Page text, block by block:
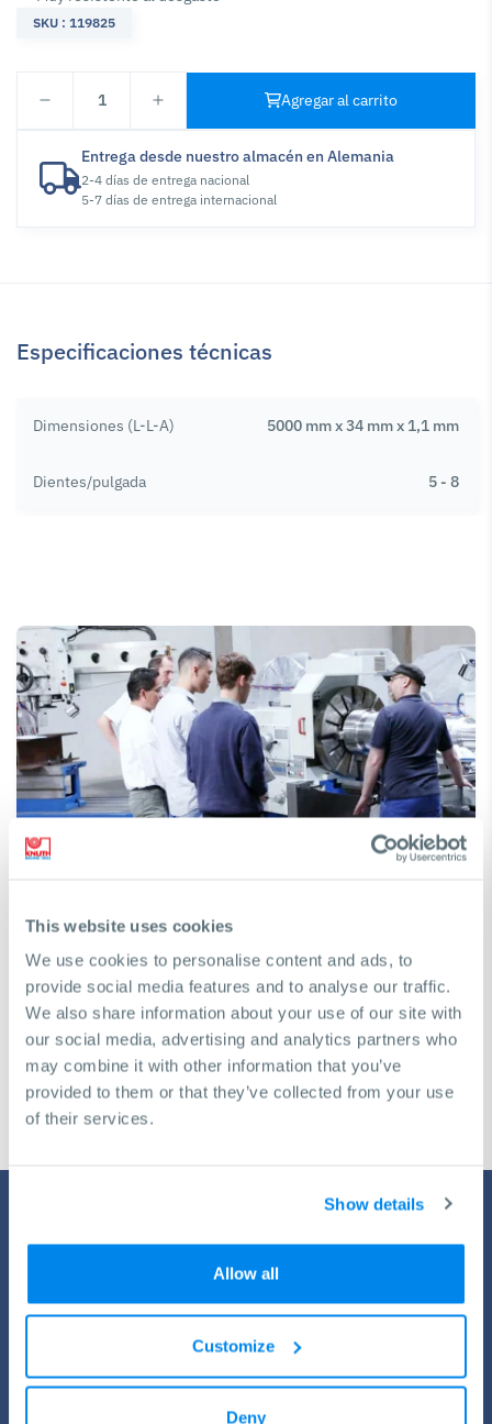
This website uses cookies
We use cookies to personalise content and ads, to
provide social media features and to analyse our traffic.
We also share information about your use of our site with
our social media, advertising and analytics partners who
may combine it with other information that you’ve
provided to them or that they’ve collected from your use
of their services.
Show details
Allow all
Customize
Deny
SKU : 119825
1 Agregar al carrito
Entrega desde nuestro almacén en Alemania
2-4 días de entrega nacional
5-7 días de entrega internacional
Especificaciones técnicas
Dimensiones (L-L-A) 5000 mm x 34 mm x 1,1 mm
Dientes/pulgada 5 - 8
máquina?
Con gusto lo ayudaremos a tomar la decisión correcta
para lograr sus objetivos comerciales
Solicitud de consulta gratuita
Servicio de KNUTH
Todas las máquinas necesitan una parada técnica de vez en